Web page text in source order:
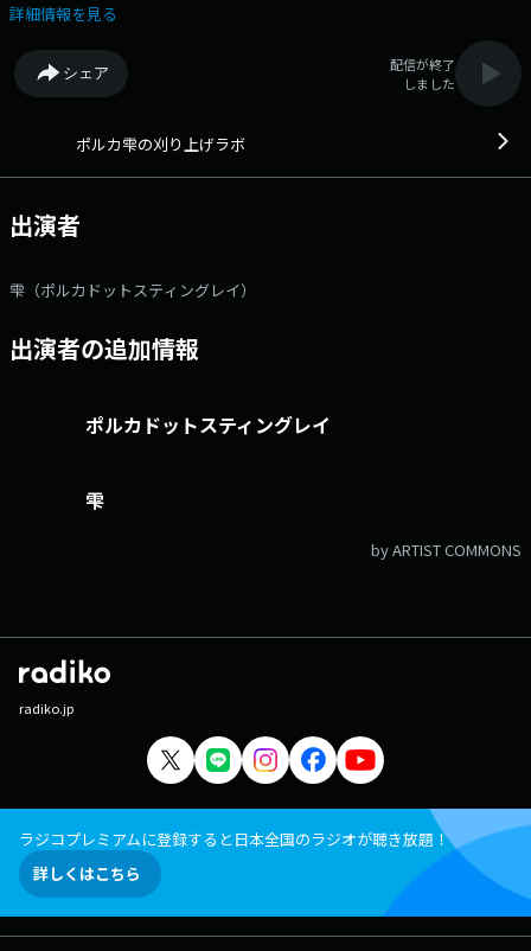
詳細情報を見る
シェア
配信が終了
しました
ポルカ雫の刈り上げラボ
出演者
雫（ポルカドットスティングレイ）
出演者の追加情報
ポルカドットスティングレイ
雫
by ARTIST COMMONS
radiko.jp
ラジコプレミアムに登録すると日本全国のラジオが聴き放題！
詳しくはこちら